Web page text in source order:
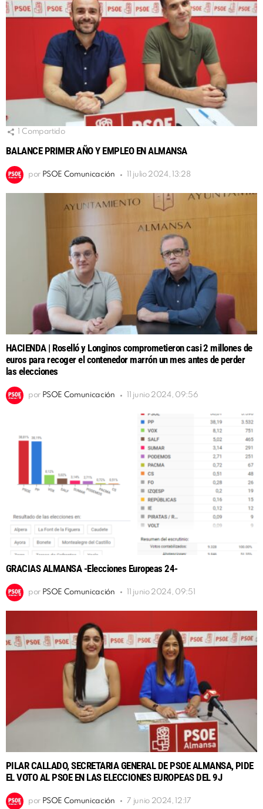
Compartido
BALANCE PRIMER AÑO Y EMPLEO EN ALMANSA
por PSOE Comunicación 11 julio 2024, 13:28
HACIENDA | Roselló y Longinos comprometieron casi 2 millones de
euros para recoger el contenedor marrón un mes antes de perder
las elecciones
por PSOE Comunicación 11 junio 2024, 09:56
GRACIAS ALMANSA -Elecciones Europeas 24-
por PSOE Comunicación 11 junio 2024, 09:51
PILAR CALLADO, SECRETARIA GENERAL DE PSOE ALMANSA, PIDE
EL VOTO AL PSOE EN LAS ELECCIONES EUROPEAS DEL 9J
por PSOE Comunicación 7 junio 2024, 12:17